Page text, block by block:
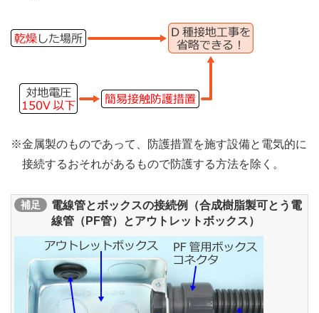
※金属製のものであって、防護措置を施す設備と電気的に
接続するおそれがあるもので防護する方法を除く。
補足
電線管とボックスの接続例（合成樹脂製可とう電
線管（PF管）とアウトレットボックス）